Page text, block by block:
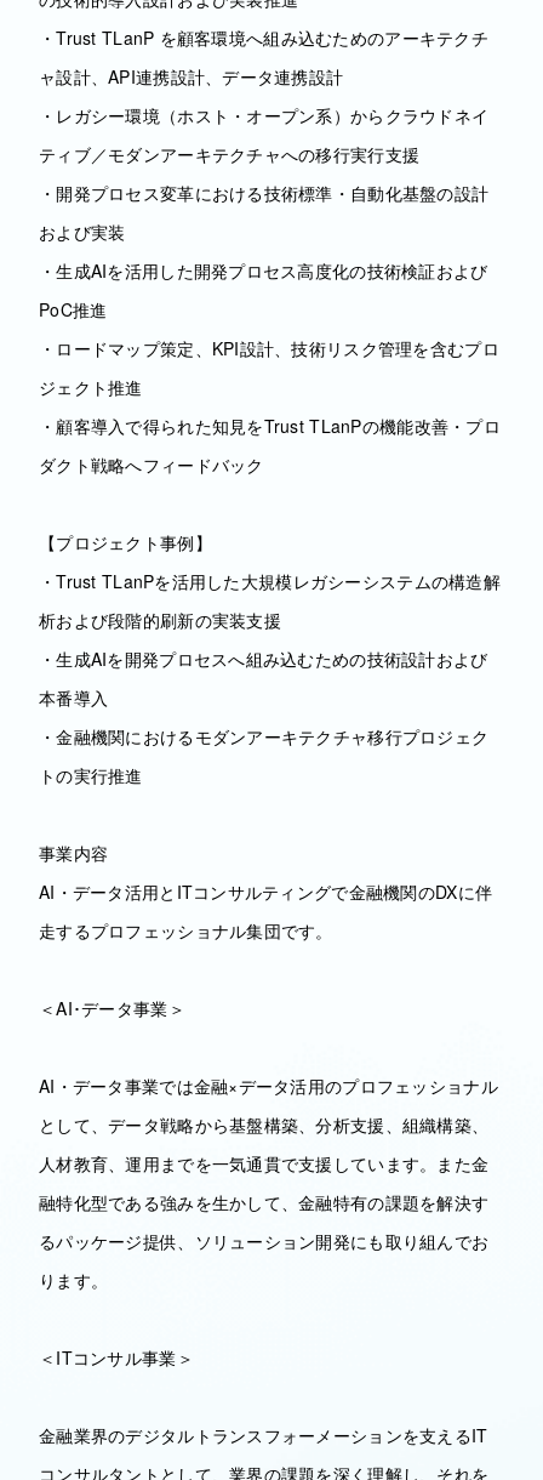
・Trust TLanP を顧客環境へ組み込むためのアーキテクチ
ャ設計、API連携設計、データ連携設計
・レガシー環境（ホスト・オープン系）からクラウドネイ
ティブ／モダンアーキテクチャへの移行実行支援
・開発プロセス変革における技術標準・自動化基盤の設計
および実装
・生成AIを活用した開発プロセス高度化の技術検証および
PoC推進
・ロードマップ策定、KPI設計、技術リスク管理を含むプロ
ジェクト推進
・顧客導入で得られた知見をTrust TLanPの機能改善・プロ
ダクト戦略へフィードバック
【プロジェクト事例】
・Trust TLanPを活用した大規模レガシーシステムの構造解
析および段階的刷新の実装支援
・生成AIを開発プロセスへ組み込むための技術設計および
本番導入
・金融機関におけるモダンアーキテクチャ移行プロジェク
トの実行推進
事業内容
AI・データ活用とITコンサルティングで金融機関のDXに伴
走するプロフェッショナル集団です。
＜AI･データ事業＞
AI・データ事業では金融×データ活用のプロフェッショナル
として、データ戦略から基盤構築、分析支援、組織構築、
人材教育、運用までを一気通貫で支援しています。また金
融特化型である強みを生かして、金融特有の課題を解決す
るパッケージ提供、ソリューション開発にも取り組んでお
ります。
＜ITコンサル事業＞
金融業界のデジタルトランスフォーメーションを支えるIT
コンサルタントとして、業界の課題を深く理解し、それを